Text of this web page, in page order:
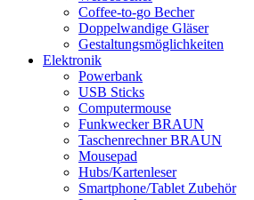
Coffee-to-go Becher
Doppelwandige Gläser
Gestaltungsmöglichkeiten
Elektronik
Powerbank
USB Sticks
Computermouse
Funkwecker BRAUN
Taschenrechner BRAUN
Mousepad
Hubs/Kartenleser
Smartphone/Tablet Zubehör